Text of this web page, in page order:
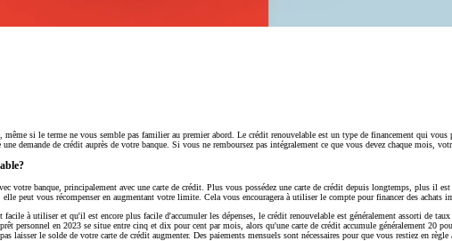
si le terme ne vous semble pas familier au premier abord. Le crédit renouvelable est un type de financement qui
demande de crédit auprès de votre banque. Si vous ne remboursez pas intégralement ce que vous devez chaque mois,
votre banque, principalement avec une carte de crédit. Plus vous possédez une carte de crédit depuis longtemps, plus
peut vous récompenser en augmentant votre limite. Cela vous encouragera à utiliser le compte pour financer des achats
à utiliser et qu'il est encore plus facile d'accumuler les dépenses, le crédit renouvelable est généralement assorti de
personnel en 2023 se situe entre cinq et dix pour cent par mois, alors qu'une carte de crédit accumule généralement 20
laisser le solde de votre carte de crédit augmenter. Des paiements mensuels sont nécessaires pour que vous restiez en